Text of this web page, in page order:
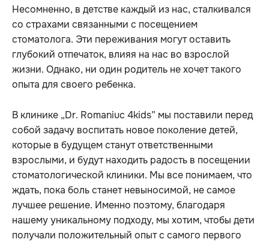
Несомненно, в детстве каждый из нас, сталкивался
со страхами связанными с посещением
стоматолога. Эти переживания могут оставить
глубокий отпечаток, влияя на нас во взрослой
жизни. Однако, ни один родитель не хочет такого
опыта для своего ребенка.
В клинике „Dr. Romaniuc 4kids” мы поставили перед
собой задачу воспитать новое поколение детей,
которые в будущем станут ответственными
взрослыми, и будут находить радость в посещении
стоматологической клиники. Мы все понимаем, что
ждать, пока боль станет невыносимой, не самое
лучшее решение. Именно поэтому, благодаря
нашему уникальному подходу, мы хотим, чтобы дети
получали положительный опыт с самого первого